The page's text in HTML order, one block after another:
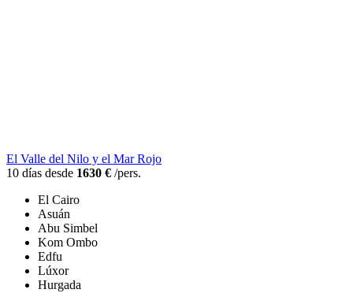
El Valle del Nilo y el Mar Rojo
10 días desde 1630 € /pers.
El Cairo
Asuán
Abu Simbel
Kom Ombo
Edfu
Lúxor
Hurgada